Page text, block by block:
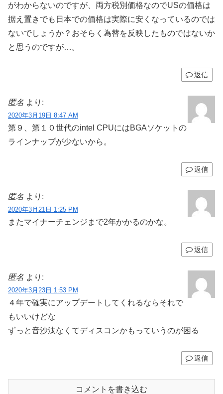
がわからないのですが、両方税別価格なのでUSの価格は
据え置きでも日本での価格は実際に安くなっているのでは
ないでしょうか？おそらく為替を反映したものではないか
と思うのですが…。
返信
匿名 より:
2020年3月19日 8:47 AM
第９、第１０世代のintel CPUにはBGAソケットの
ラインナップが少ないから。
返信
匿名 より:
2020年3月21日 1:25 PM
またマイナーチェンジまで2年かかるのかな。
返信
匿名 より:
2020年3月23日 1:53 PM
４年で確実にアップデートしてくれるならそれで
もいいけどな
ずっと音沙汰なくてディスコンかもっていうのが困る
返信
コメントを書き込む